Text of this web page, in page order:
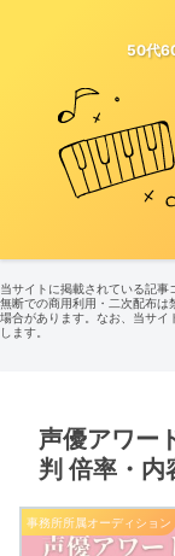
50代
当サイトに掲載されている記事
無断での商用利用・二次配布は
場合があります。なお、当サイ
します。
声優アワー
判 倍率・内
事務所所属オーディション